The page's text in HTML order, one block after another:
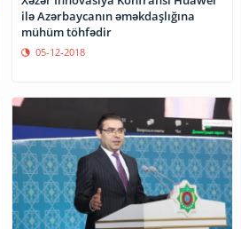
ilə Azərbaycanın əməkdaşlığına
mühüm töhfədir
05-12-2018